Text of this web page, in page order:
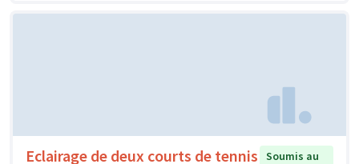
Eclairage de deux courts de tennis
Soumis au